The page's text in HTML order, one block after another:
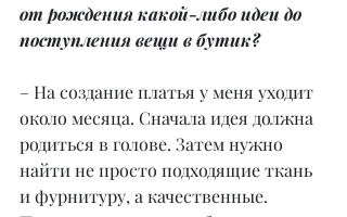
от рождения какой-либо идеи до
поступления вещи в бутик?
– На создание платья у меня уходит
около месяца. Сначала идея должна
родиться в голове. Затем нужно
найти не просто подходящие ткань
и фурнитуру, а качественные.